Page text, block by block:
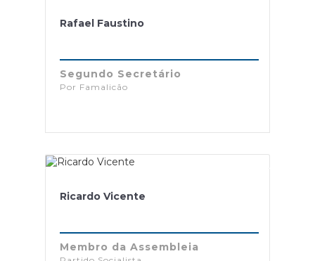
Rafael Faustino
Segundo Secretário
Por Famalicão
Ricardo Vicente
Membro da Assembleia